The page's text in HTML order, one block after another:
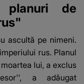
planuri de
ascultă pe nimeni.
rus. Planul
lui, a exclus
a adăugat